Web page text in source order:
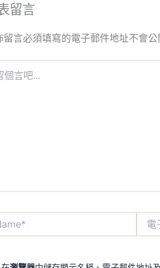
留言
留言必須填寫的電子郵件地址不會公
地